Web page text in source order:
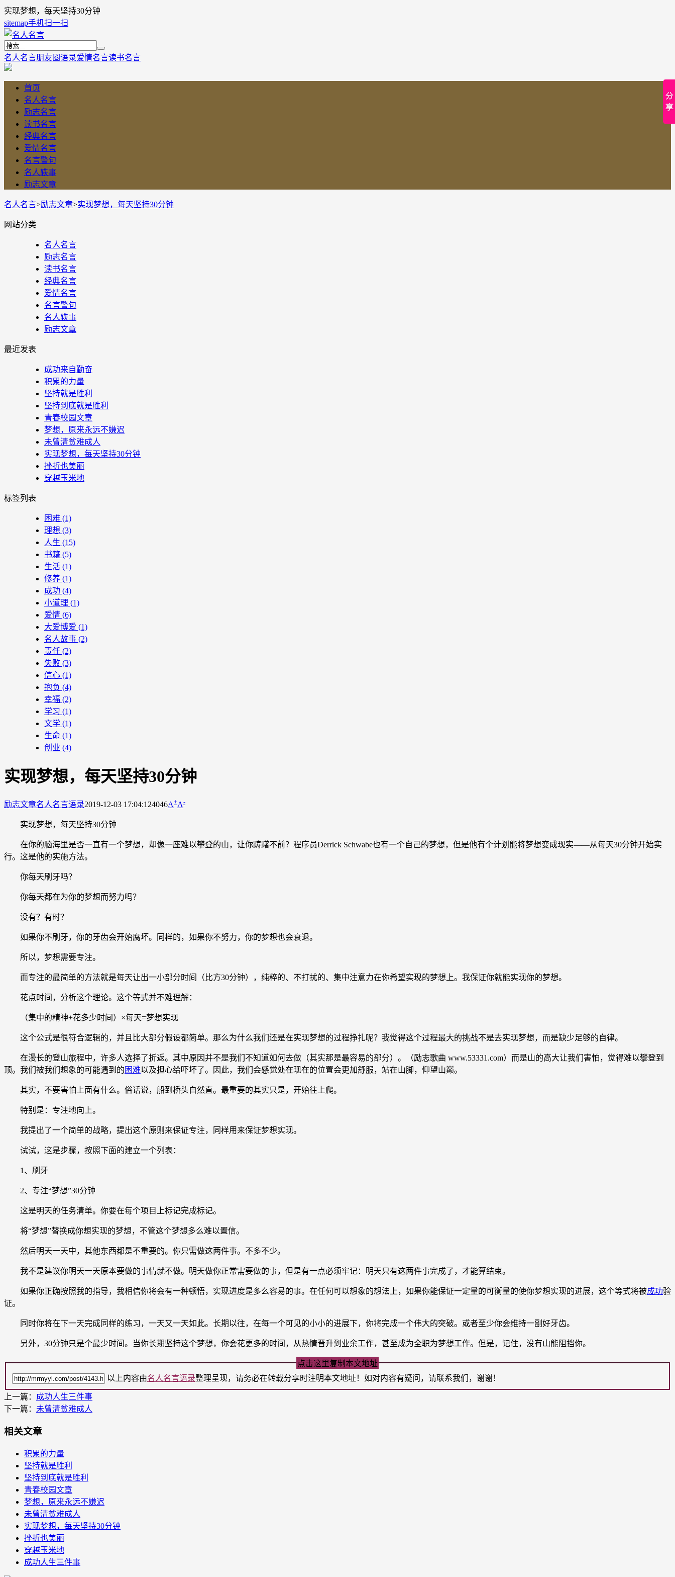
实现梦想，每天坚持30分钟
sitemap手机扫一扫
名人名言朋友圈语录爱情名言读书名言
首页
名人名言
励志名言
读书名言
经典名言
爱情名言
名言警句
名人轶事
励志文章
名人名言>励志文章>实现梦想，每天坚持30分钟
网站分类
名人名言
励志名言
读书名言
经典名言
爱情名言
名言警句
名人轶事
励志文章
最近发表
成功来自勤奋
积累的力量
坚持就是胜利
坚持到底就是胜利
青春校园文章
梦想，原来永远不嫌迟
未曾清贫难成人
实现梦想，每天坚持30分钟
挫折也美丽
穿越玉米地
标签列表
困难 (1)
理想 (3)
人生 (15)
书籍 (5)
生活 (1)
修养 (1)
成功 (4)
小道理 (1)
爱情 (6)
大爱博爱 (1)
名人故事 (2)
责任 (2)
失败 (3)
信心 (1)
抱负 (4)
幸福 (2)
学习 (1)
文学 (1)
生命 (1)
创业 (4)
实现梦想，每天坚持30分钟
励志文章名人名言语录2019-12-03 17:04:124046A+A-
实现梦想，每天坚持30分钟
在你的脑海里是否一直有一个梦想，却像一座难以攀登的山，让你踌躇不前？程序员Derrick Schwabe也有一个自己的梦想，但是他有个计划能将梦想变成现实——从每天30分钟开始实
行。这是他的实施方法。
你每天刷牙吗？
你每天都在为你的梦想而努力吗？
没有？有时？
如果你不刷牙，你的牙齿会开始腐坏。同样的，如果你不努力，你的梦想也会衰退。
所以，梦想需要专注。
而专注的最简单的方法就是每天让出一小部分时间（比方30分钟），纯粹的、不打扰的、集中注意力在你希望实现的梦想上。我保证你就能实现你的梦想。
花点时间，分析这个理论。这个等式并不难理解：
（集中的精神+花多少时间）×每天=梦想实现
这个公式是很符合逻辑的，并且比大部分假设都简单。那么为什么我们还是在实现梦想的过程挣扎呢？我觉得这个过程最大的挑战不是去实现梦想，而是缺少足够的自律。
在漫长的登山旅程中，许多人选择了折返。其中原因并不是我们不知道如何去做（其实那是最容易的部分）。（励志歌曲 www.53331.com）而是山的高大让我们害怕，觉得难以攀登到
顶。我们被我们想象的可能遇到的 困难以及担心给吓坏了。因此，我们会感觉处在现在的位置会更加舒服，站在山脚，仰望山巅。
其实，不要害怕上面有什么。俗话说，船到桥头自然直。最重要的其实只是，开始往上爬。
特别是：专注地向上。
我提出了一个简单的战略，提出这个原则来保证专注，同样用来保证梦想实现。
试试，这是步骤，按照下面的建立一个列表：
1、刷牙
2、专注“梦想”30分钟
这是明天的任务清单。你要在每个项目上标记完成标记。
将“梦想”替换成你想实现的梦想，不管这个梦想多么难以置信。
然后明天一天中，其他东西都是不重要的。你只需做这两件事。不多不少。
我不是建议你明天一天原本要做的事情就不做。明天做你正常需要做的事，但是有一点必须牢记：明天只有这两件事完成了，才能算结束。
如果你正确按照我的指导，我相信你将会有一种顿悟，实现进度是多么容易的事。在任何可以想象的想法上，如果你能保证一定量的可衡量的使你梦想实现的进展，这个等式将被成功验
证。
同时你将在下一天完成同样的练习，一天又一天如此。长期以往，在每一个可见的小小的进展下，你将完成一个伟大的突破。或者至少你会维持一副好牙齿。
另外，30分钟只是个最少时间。当你长期坚持这个梦想，你会花更多的时间，从热情晋升到业余工作，甚至成为全职为梦想工作。但是，记住，没有山能阻挡你。
点击这里复制本文地址
以上内容由名人名言语录整理呈现，请务必在转载分享时注明本文地址！如对内容有疑问，请联系我们，谢谢！
上一篇： 成功人生三件事
下一篇： 未曾清贫难成人
相关文章
积累的力量
坚持就是胜利
坚持到底就是胜利
青春校园文章
梦想，原来永远不嫌迟
未曾清贫难成人
实现梦想，每天坚持30分钟
挫折也美丽
穿越玉米地
成功人生三件事